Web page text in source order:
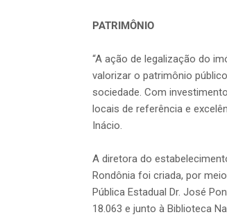
PATRIMÔNIO
“A ação de legalização do
valorizar o patrimônio
sociedade. Com
locais de referência e
Inácio.
A diretora do
Rondônia foi criada, por
Pública Estadual Dr. José
18.063 e junto à Biblioteca